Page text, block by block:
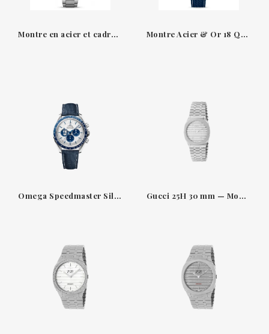
Montre en acier et cadran bleu Seamaster 300m Omega Montre Acier & Or 18 QT Aquaterra 150 M Seastar Omega
Omega Speedmaster Silver Snoopy Award 50th Anniversary 42 mm Gucci 25H 30 mm — Montre acier avec cadran argenté